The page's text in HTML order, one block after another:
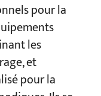
pour la
les
et
pour la